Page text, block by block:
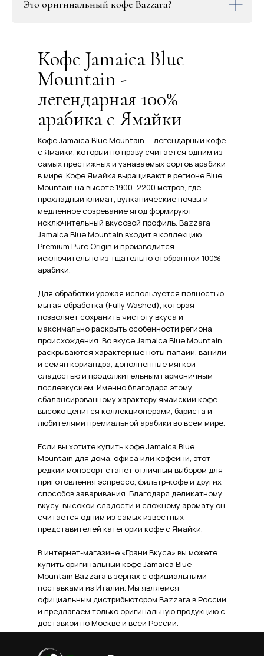
Это оригинальный кофе Bazzara?
Кофе Jamaica Blue Mountain — легендарный кофе
с Ямайки, который по праву считается одним из
самых престижных и узнаваемых сортов арабики
в мире. Кофе Ямайка выращивают в регионе Blue
Mountain на высоте 1900–2200 метров, где
прохладный климат, вулканические почвы и
медленное созревание ягод формируют
исключительный вкусовой профиль. Bazzara
Jamaica Blue Mountain входит в коллекцию
Premium Pure Origin и производится
исключительно из тщательно отобранной 100%
арабики.
Для обработки урожая используется полностью
мытая обработка (Fully Washed), которая
позволяет сохранить чистоту вкуса и
максимально раскрыть особенности региона
происхождения. Во вкусе Jamaica Blue Mountain
раскрываются характерные ноты папайи, ванили
и семян кориандра, дополненные мягкой
сладостью и продолжительным гармоничным
послевкусием. Именно благодаря этому
сбалансированному характеру ямайский кофе
высоко ценится коллекционерами, бариста и
любителями премиальной арабики во всем мире.
Если вы хотите купить кофе Jamaica Blue
Mountain для дома, офиса или кофейни, этот
редкий моносорт станет отличным выбором для
приготовления эспрессо, фильтр-кофе и других
способов заваривания. Благодаря деликатному
вкусу, высокой сладости и сложному аромату он
считается одним из самых известных
представителей категории кофе с Ямайки.
В интернет-магазине «Грани Вкуса» вы можете
купить оригинальный кофе Jamaica Blue
Mountain Bazzara в зернах с официальными
поставками из Италии. Мы являемся
официальным дистрибьютором Bazzara в России
и предлагаем только оригинальную продукцию с
доставкой по Москве и всей России.
Кофе Jamaica Blue
Mountain -
легендарная 100%
арабика с Ямайки